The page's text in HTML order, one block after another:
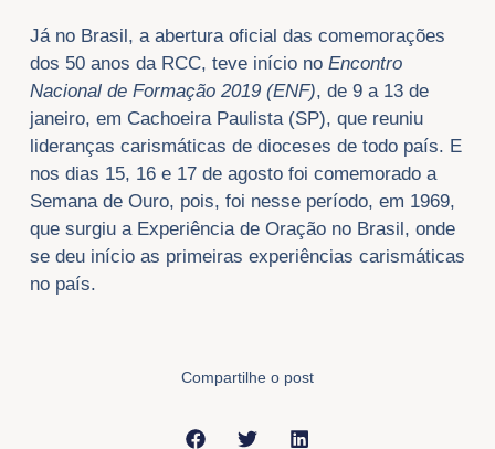
Já no Brasil, a abertura oficial das comemorações
dos 50 anos da RCC, teve início no Encontro
Nacional de Formação 2019 (ENF), de 9 a 13 de
janeiro, em Cachoeira Paulista (SP), que reuniu
lideranças carismáticas de dioceses de todo país. E
nos dias 15, 16 e 17 de agosto foi comemorado a
Semana de Ouro, pois, foi nesse período, em 1969,
que surgiu a Experiência de Oração no Brasil, onde
se deu início as primeiras experiências carismáticas
no país.
Compartilhe o post